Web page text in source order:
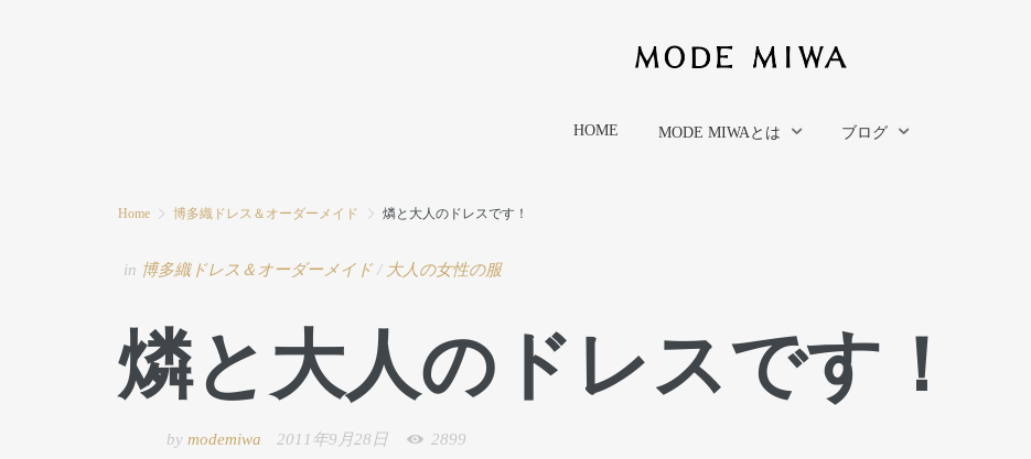
HOME MODE MIWAとは ブログ
Home 博多織ドレス＆オーダーメイド 燐と大人のドレスです！
in 博多織ドレス＆オーダーメイド/ 大人の女性の服
燐と大人のドレスです！
by modemiwa 2011年9月28日 2899